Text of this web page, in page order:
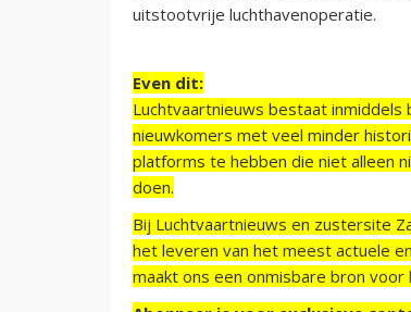
uitstootvrije luchthavenoperatie.
Even dit:
Luchtvaartnieuws bestaat
nieuwkomers met veel minder
platforms te hebben die niet alleen
doen.
Bij Luchtvaartnieuws en zustersite
het leveren van het meest actuele
maakt ons een onmisbare bron